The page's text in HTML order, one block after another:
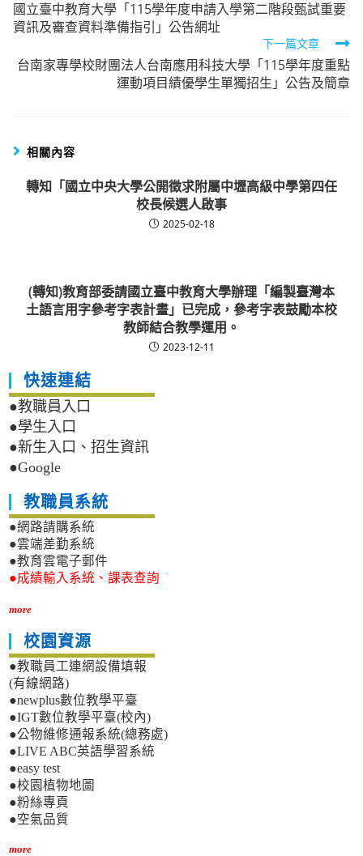
more
articles
國立臺中教育大學「115學年度申請入學第二階段甄試重要
資訊及審查資料準備指引」公告網址
下一篇文章
台南家專學校財團法人台南應用科技大學「115學年度重點
運動項目績優學生單獨招生」公告及簡章
相關內容
轉知「國立中央大學公開徵求附屬中壢高級中學第四任
校長候選人啟事
2025-02-18
(轉知)教育部委請國立臺中教育大學辦理「編製臺灣本
土語言用字參考字表計畫」已完成，參考字表鼓勵本校
教師結合教學運用。
2023-12-11
快速連結
●教職員入口
●學生入口
●新生入口、招生資訊
●Google
教職員系統
●網路請購系統
●雲端差勤系統
●教育雲電子郵件
●成績輸入系統、課表查詢
more
校園資源
●教職員工連網設備填報
(有線網路)
●newplus數位教學平臺
●IGT數位教學平臺(校內)
●公物維修通報系統(總務處)
●LIVE ABC英語學習系統
●easy test
●校園植物地圖
●粉絲專頁
●空氣品質
more